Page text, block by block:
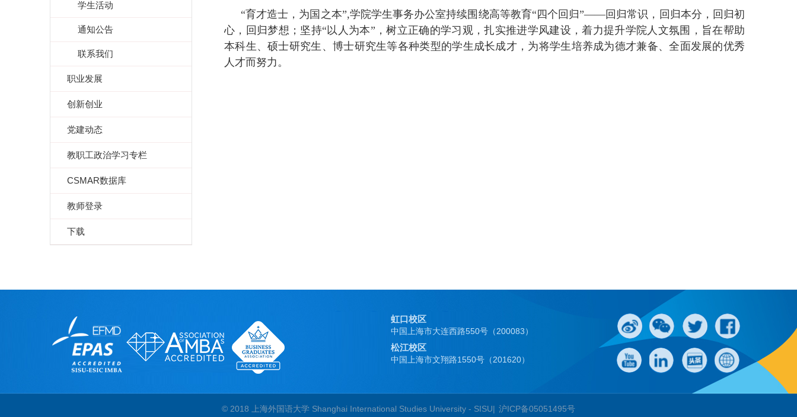
学生活动
通知公告
联系我们
职业发展
创新创业
党建动态
教职工政治学习专栏
CSMAR数据库
教师登录
下载
“育才造士，为国之本”,学院学生事务办公室持续围绕高等教育“四个回归”——回归常识，回归本分，回归初
心，回归梦想；坚持“以人为本”，树立正确的学习观，扎实推进学风建设，着力提升学院人文氛围，旨在帮助
本科生、硕士研究生、博士研究生等各种类型的学生成长成才，为将学生培养成为德才兼备、全面发展的优秀
人才而努力。
虹口校区
中国上海市大连西路550号（200083）
松江校区
中国上海市文翔路1550号（201620）
© 2018 上海外国语大学 Shanghai International Studies University - SISU| 沪ICP备05051495号